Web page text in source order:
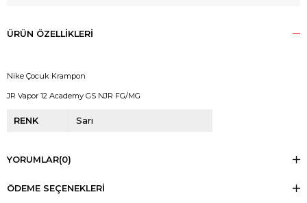
ÜRÜN ÖZELLIKLERI
Nike Çocuk Krampon
JR Vapor 12 Academy GS NJR FG/MG
RENK Sarı
YORUMLAR(0)
ÖDEME SEÇENEKLERI